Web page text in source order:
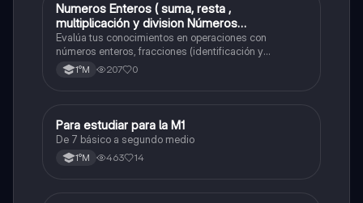
Matemáticas
Numeros Enteros ( suma, resta ,
multiplicación y division Números
Fraccionarios si es Propia o Impropia o mixto
( suma , resta , multiplicación y división)
Porcentaje ( fracción, porcentual y decimal).
Evalúa tus conocimientos en operaciones con
números enteros, fracciones (identificación y
operaciones) y conversiones de porcentajes (fracción,
decimal y viceversa).
1°M 207 0
Matemáticas
Para estudiar para la M1
De 7 básico a segundo medio
1°M 463 14